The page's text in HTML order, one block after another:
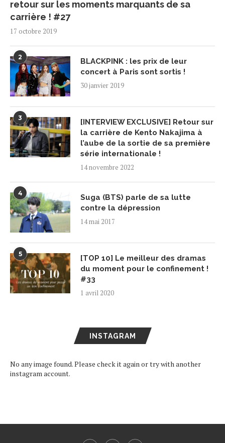
retour sur les moments marquants de sa
carrière ! #27
17 octobre 2019
2
BLACKPINK : les prix de leur
concert à Paris sont sortis !
30 janvier 2019
3
[INTERVIEW EXCLUSIVE] Retour sur
la carrière de Kento Nakajima à
l’aube de la sortie de sa première
série internationale !
14 novembre 2022
4
Suga (BTS) parle de sa lutte
contre la dépression
14 mai 2017
5
[TOP 10] Le meilleur des dramas
du moment pour le confinement !
#33
1 avril 2020
INSTAGRAM
No any image found. Please check it again or try with another
instagram account.